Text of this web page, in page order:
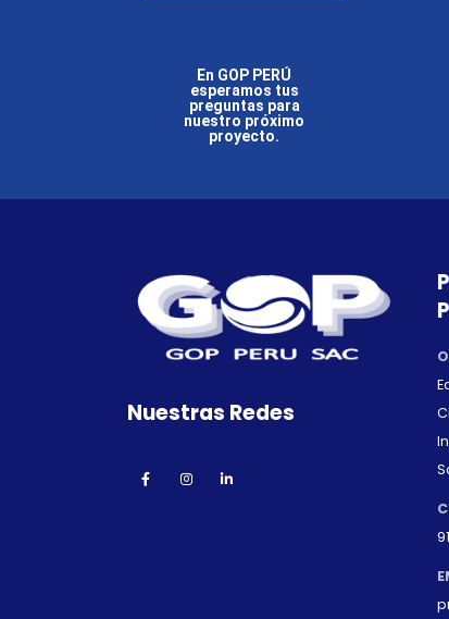
En GOP PERÚ
esperamos tus
preguntas para
nuestro próximo
proyecto.
Nuestras Redes